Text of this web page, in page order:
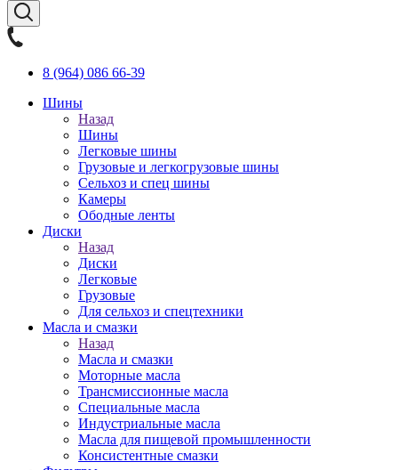
8 (964) 086 66-39
Шины
Назад
Шины
Легковые шины
Грузовые и легкогрузовые шины
Сельхоз и спец шины
Камеры
Ободные ленты
Диски
Назад
Диски
Легковые
Грузовые
Для сельхоз и спецтехники
Масла и смазки
Назад
Масла и смазки
Моторные масла
Трансмиссионные масла
Специальные масла
Индустриальные масла
Масла для пищевой промышленности
Консистентные смазки